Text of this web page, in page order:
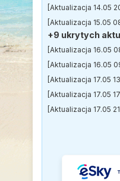
[Aktualizacja 14.05
[Aktualizacja 15.05
+9 ukrytych
[Aktualizacja 16.05
[Aktualizacja 16.05
[Aktualizacja 17.05
[Aktualizacja 17.05
[Aktualizacja 17.05